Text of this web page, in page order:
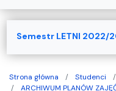
Strona główna Studenci
ARCHIWUM PLANÓW
Semestr LETNI 2022/